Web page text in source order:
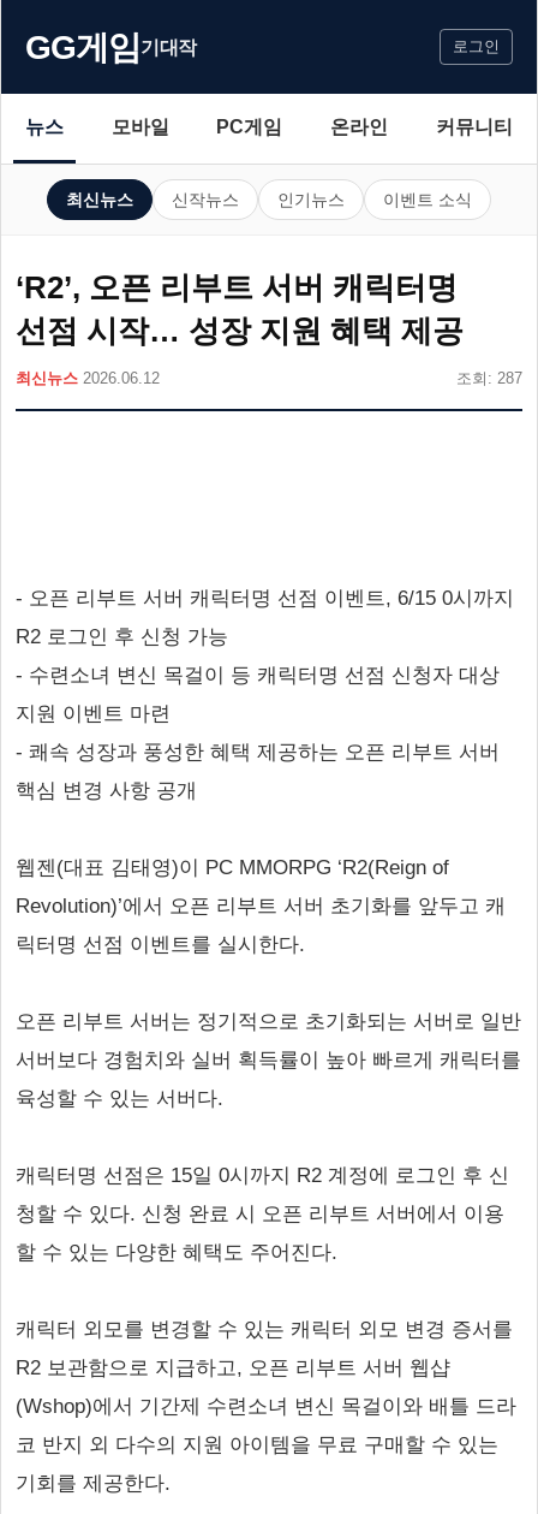
GG게임기대작 로그인
뉴스 모바일 PC게임 온라인 커뮤니티
최신뉴스 신작뉴스 인기뉴스 이벤트 소식
‘R2’, 오픈 리부트 서버 캐릭터명
선점 시작… 성장 지원 혜택 제공
최신뉴스 2026.06.12 조회: 287
- 오픈 리부트 서버 캐릭터명 선점 이벤트, 6/15 0시까지
R2 로그인 후 신청 가능
- 수련소녀 변신 목걸이 등 캐릭터명 선점 신청자 대상
지원 이벤트 마련
- 쾌속 성장과 풍성한 혜택 제공하는 오픈 리부트 서버
핵심 변경 사항 공개
웹젠(대표 김태영)이 PC MMORPG ‘R2(Reign of
Revolution)’에서 오픈 리부트 서버 초기화를 앞두고 캐
릭터명 선점 이벤트를 실시한다.
오픈 리부트 서버는 정기적으로 초기화되는 서버로 일반
서버보다 경험치와 실버 획득률이 높아 빠르게 캐릭터를
육성할 수 있는 서버다.
캐릭터명 선점은 15일 0시까지 R2 계정에 로그인 후 신
청할 수 있다. 신청 완료 시 오픈 리부트 서버에서 이용
할 수 있는 다양한 혜택도 주어진다.
캐릭터 외모를 변경할 수 있는 캐릭터 외모 변경 증서를
R2 보관함으로 지급하고, 오픈 리부트 서버 웹샵
(Wshop)에서 기간제 수련소녀 변신 목걸이와 배틀 드라
코 반지 외 다수의 지원 아이템을 무료 구매할 수 있는
기회를 제공한다.